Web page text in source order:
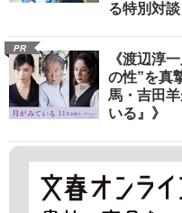
る特別対談
PR
《渡辺淳
の性”を真
馬・吉田
いる』》